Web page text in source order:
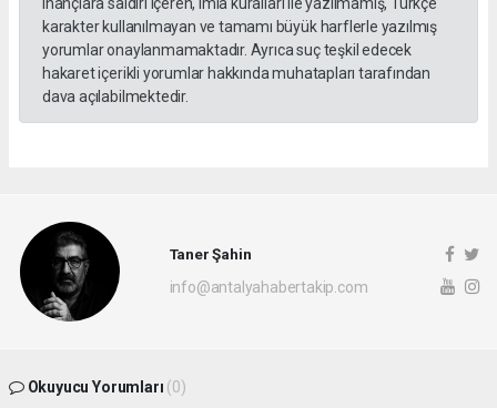
karakter kullanılmayan ve tamamı büyük harflerle yazılmış
yorumlar onaylanmamaktadır. Ayrıca suç teşkil edecek
hakaret içerikli yorumlar hakkında muhatapları tarafından
dava açılabilmektedir.
Taner Şahin
info@antalyahabertakip.com
Okuyucu Yorumları (0)